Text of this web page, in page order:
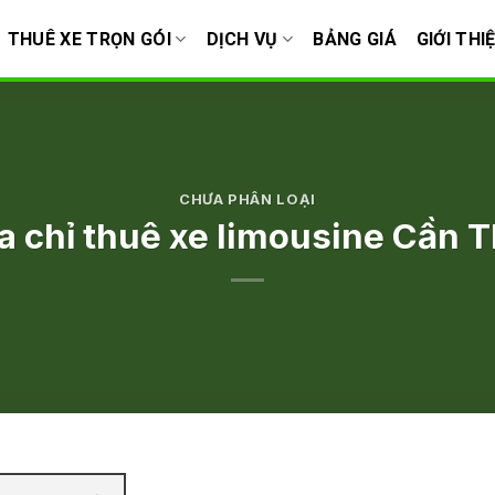
THUÊ XE TRỌN GÓI DỊCH VỤ BẢNG GIÁ GIỚI
CHƯA PHÂN LOẠI
chỉ thuê xe limousine Cần